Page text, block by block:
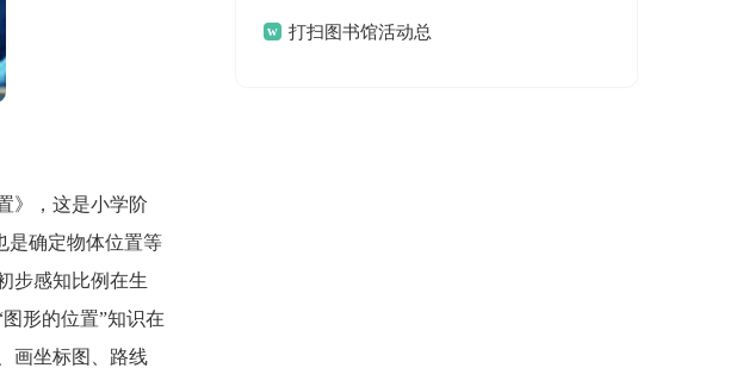
》，这是小学阶
是确定物体位置等
步感知比例在生
形的位置”知识在
画坐标图、路线
总结打扫图书馆活动总